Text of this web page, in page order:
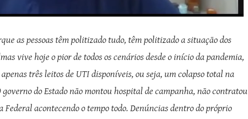
as pessoas têm politizado tudo, têm politizado a situação dos
vive hoje o pior de todos os cenários desde o início da pandemia,
três leitos de UTI disponíveis, ou seja, um colapso total na
do Estado não montou hospital de campanha, não contratou
Federal acontecendo o tempo todo. Denúncias dentro do próprio